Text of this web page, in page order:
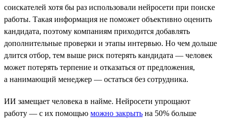
соискателей хотя бы раз использовали нейросети при поиске
работы. Такая информация не поможет объективно оценить
кандидата, поэтому компаниям приходится добавлять
дополнительные проверки и этапы интервью. Но чем дольше
длится отбор, тем выше риск потерять кандидата — человек
может потерять терпение и отказаться от предложения,
а нанимающий менеджер — остаться без сотрудника.
ИИ замещает человека в найме. Нейросети упрощают
работу — с их помощью можно закрыть на 50% больше